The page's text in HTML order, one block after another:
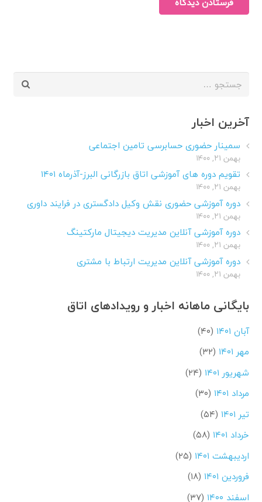
جستجو
آخرین اخبار
سمینار حضوری حسابرسی تامین اجتماعی
بهمن ۲۱, ۱۴۰۰
تقویم دوره های آموزشی اتاق بازرگانی البرز-آذرماه ۱۴۰۱
بهمن ۲۱, ۱۴۰۰
دوره آموزشی حضوری نقش وکیل دادگستری در فرایند داوری
بهمن ۲۱, ۱۴۰۰
دوره آموزشی آنلاین مدیریت دیجیتال مارکتینگ
بهمن ۲۱, ۱۴۰۰
دوره آموزشی آنلاین مدیریت ارتباط با مشتری
بهمن ۲۱, ۱۴۰۰
بایگانی ماهانه اخبار و رویدادهای اتاق
آبان ۱۴۰۱
(۴۰)
مهر ۱۴۰۱
(۳۲)
شهریور ۱۴۰۱
(۲۴)
مرداد ۱۴۰۱
(۳۰)
تیر ۱۴۰۱
(۵۴)
خرداد ۱۴۰۱
(۵۸)
اردیبهشت ۱۴۰۱
(۲۵)
فروردین ۱۴۰۱
(۱۸)
اسفند ۱۴۰۰
(۳۷)